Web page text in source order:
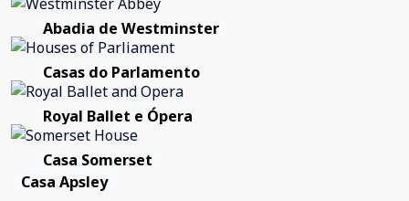
Abadia de Westminster
Casas do Parlamento
Royal Ballet e Ópera
Casa Somerset
Casa Apsley